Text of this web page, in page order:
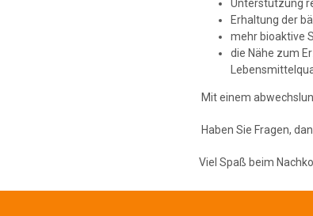
Unterstützung
Erhaltung der
mehr bioaktive
die Nähe zum
Mit einem
Haben Sie Fragen,
Viel Spaß beim